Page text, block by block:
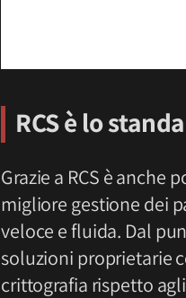
RCS è lo
Grazie a RCS è anche
migliore gestione dei
veloce e fluida. Dal
soluzioni proprietarie
crittografia rispetto